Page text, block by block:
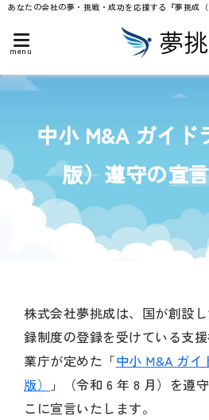
あなたの会社の夢・挑戦・成功を応援する『夢挑成
menu
中小 M&A ガイド
版）遵守の宣
株式会社夢挑成は、国が創設
録制度の登録を受けている支
業庁が定めた「中小 M&A ガイ
版）
」（令和 6 年 8 月）を遵
こに宣言いたします。